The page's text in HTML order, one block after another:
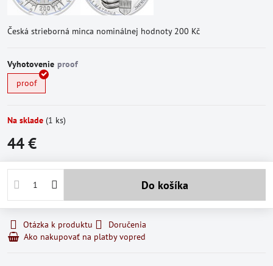
Česká strieborná minca nominálnej hodnoty 200 Kč
Vyhotovenie
proof
Na sklade (1 ks)
44 €
Do košíka
Otázka k produktu
Doručenia
Ako nakupovať na platby vopred